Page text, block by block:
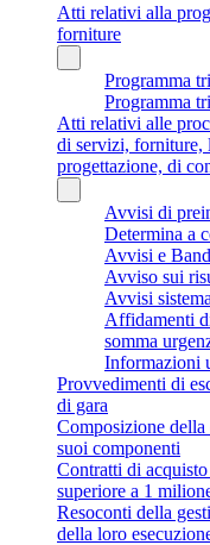
Atti relativi alla
forniture
Programma
Programma
Atti relativi alle
di servizi, forniture,
progettazione, di
Avvisi di
Determina a
Avvisi e
Avviso sui
Avvisi
Affidamenti
somma
Informazioni
Provvedimenti di
di gara
Composizione
suoi componenti
Contratti di
superiore a 1
Resoconti della
della loro